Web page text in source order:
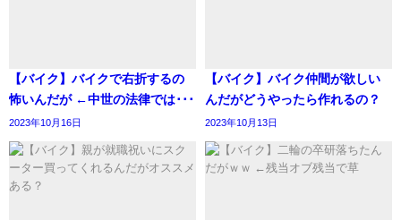
【バイク】バイクで右折するの
怖いんだが ←中世の法律では･･･
2023年10月16日
【バイク】バイク仲間が欲しい
んだがどうやったら作れるの？
2023年10月13日